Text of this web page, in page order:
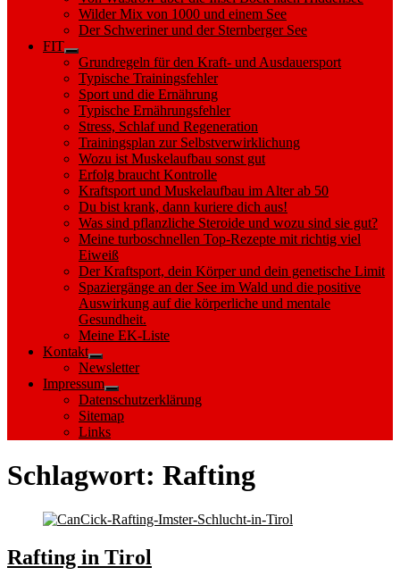
Wilder Mix von 1000 und einem See
Der Schweriner und der Sternberger See
FIT
Show
sub
menu
Grundregeln für den Kraft- und Ausdauersport
Typische Trainingsfehler
Sport und die Ernährung
Typische Ernährungsfehler
Stress, Schlaf und Regeneration
Trainingsplan zur Selbstverwirklichung
Wozu ist Muskelaufbau sonst gut
Erfolg braucht Kontrolle
Kraftsport und Muskelaufbau im Alter ab 50
Du bist krank, dann kuriere dich aus!
Was sind pflanzliche Steroide und wozu sind sie gut?
Meine turboschnellen Top-Rezepte mit richtig viel
Eiweiß
Der Kraftsport, dein Körper und dein genetische Limit
Spaziergänge an der See im Wald und die positive
Auswirkung auf die körperliche und mentale
Gesundheit.
Meine EK-Liste
Kontakt
Show
sub
menu
Newsletter
Impressum
Show
sub
menu
Datenschutzerklärung
Sitemap
Links
Schlagwort: Rafting
Rafting in Tirol